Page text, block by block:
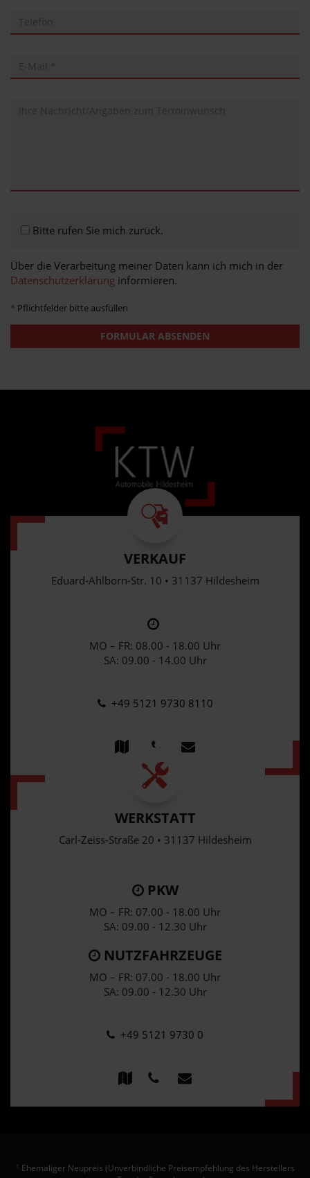
Bitte rufen Sie mich zurück.
Über die Verarbeitung meiner Daten kann ich mich in der
Datenschutzerklärung informieren.
* Pflichtfelder bitte ausfüllen
FORMULAR ABSENDEN
VERKAUF
Eduard-Ahlborn-Str. 10 • 31137 Hildesheim
MO – FR: 08.00 - 18.00 Uhr
SA: 09.00 - 14.00 Uhr
+49 5121 9730 8110
WERKSTATT
Carl-Zeiss-Straße 20 • 31137 Hildesheim
PKW
MO – FR: 07.00 - 18.00 Uhr
SA: 09.00 - 12.30 Uhr
NUTZFAHRZEUGE
MO – FR: 07.00 - 18.00 Uhr
SA: 09.00 - 12.30 Uhr
+49 5121 9730 0
1 Ehemaliger Neupreis (Unverbindliche Preisempfehlung des Herstellers